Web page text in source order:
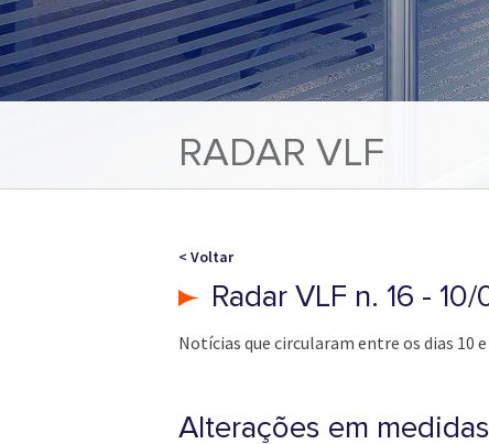
RADAR VLF
< Voltar
Radar VLF n. 16 -
Notícias que circularam entre os dias 10
Alterações em